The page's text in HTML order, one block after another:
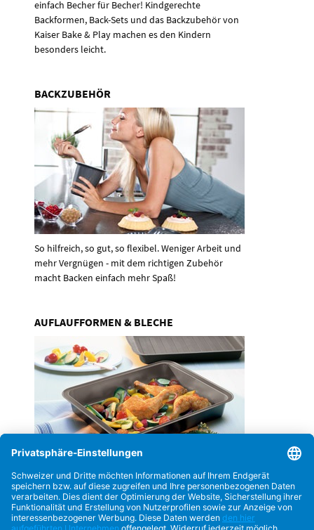
einfach Becher für Becher! Kindgerechte
Backformen, Back-Sets und das Backzubehör von
Kaiser Bake & Play machen es den Kindern
besonders leicht.
BACKZUBEHÖR
So hilfreich, so gut, so flexibel. Weniger Arbeit und
mehr Vergnügen - mit dem richtigen Zubehör
macht Backen einfach mehr Spaß!
AUFLAUFFORMEN & BLECHE
Köstliches aus dem Ofen. So kross, so saftig, so
einfach lecker! Aufläufe, Braten, Pizzen, Quiches
oder knusprige Pommes Frites - Deftiges gelingt
mit diesen Formen und Blechen garantiert